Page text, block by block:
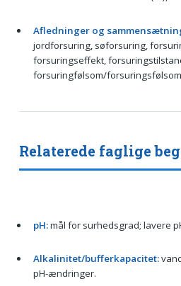
Afledninger og
jordforsuring, søforsuring,
forsuringseffekt,
forsuringfølsom/
Relaterede faglige
pH:mål for surhedsgrad; lavere
Alkalinitet/bufferkapacitet:
pH-ændringer.